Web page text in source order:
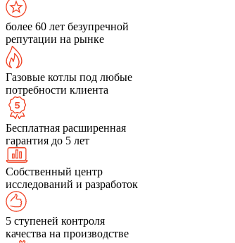
более 60 лет безупречной
репутации на рынке
Газовые котлы под любые
потребности клиента
Бесплатная расширенная
гарантия до 5 лет
Собственный центр
исследований и разработок
5 ступеней контроля
качества на производстве